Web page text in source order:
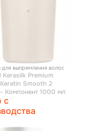
для выпрямления волос
Kerasilk Premium
Smooth 2
Компонент 1000 мл
с